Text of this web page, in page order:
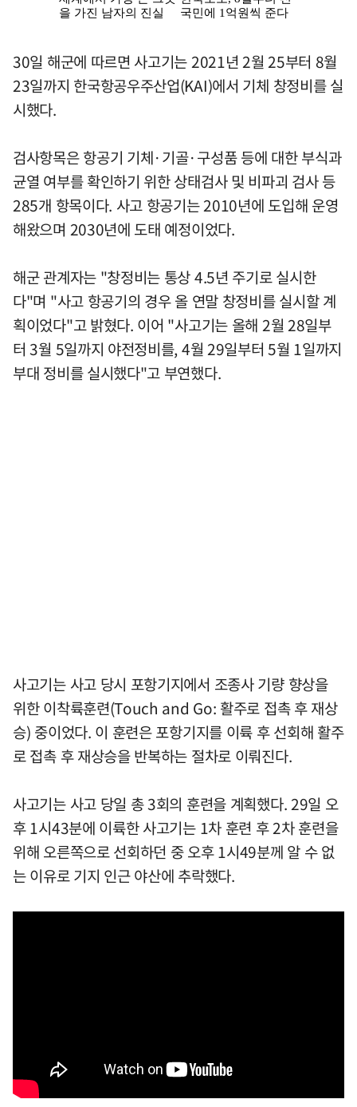
30일 해군에 따르면 사고기는 2021년 2월 25부터 8월
23일까지 한국항공우주산업(KAI)에서 기체 창정비를 실
시했다.
검사항목은 항공기 기체·기골·구성품 등에 대한 부식과
균열 여부를 확인하기 위한 상태검사 및 비파괴 검사 등
285개 항목이다. 사고 항공기는 2010년에 도입해 운영
해왔으며 2030년에 도태 예정이었다.
해군 관계자는 "창정비는 통상 4.5년 주기로 실시한
다"며 "사고 항공기의 경우 올 연말 창정비를 실시할 계
획이었다"고 밝혔다. 이어 "사고기는 올해 2월 28일부
터 3월 5일까지 야전정비를, 4월 29일부터 5월 1일까지
부대 정비를 실시했다"고 부연했다.
사고기는 사고 당시 포항기지에서 조종사 기량 향상을
위한 이착륙훈련(Touch and Go: 활주로 접촉 후 재상
승) 중이었다. 이 훈련은 포항기지를 이륙 후 선회해 활주
로 접촉 후 재상승을 반복하는 절차로 이뤄진다.
사고기는 사고 당일 총 3회의 훈련을 계획했다. 29일 오
후 1시43분에 이륙한 사고기는 1차 훈련 후 2차 훈련을
위해 오른쪽으로 선회하던 중 오후 1시49분께 알 수 없
는 이유로 기지 인근 야산에 추락했다.